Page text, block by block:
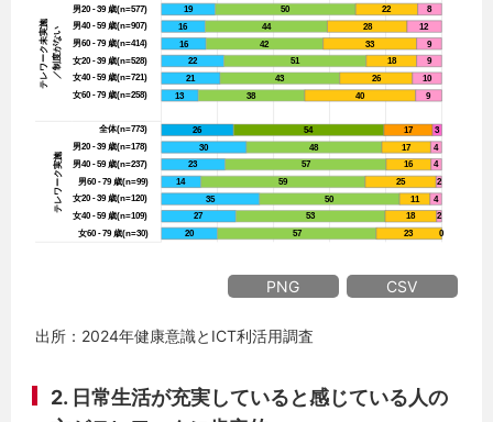
PNG CSV
出所：2024年健康意識とICT利活用調査
2. 日常生活が充実していると感じている人の